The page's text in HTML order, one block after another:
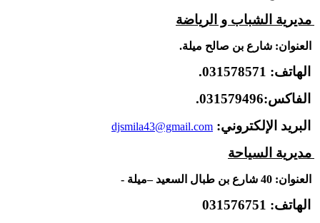
مديرية الشباب و الرياضة
العنوان: شارع بن صالح ميلة.
الهاتف: 031578571.
الفاكس:031579496.
البريد الإلكتروني: djsmila43@gmail.com
مديرية السياحة
العنوان: 40 شارع بن طبال السعيد –ميلة -
الهاتف: 031576751